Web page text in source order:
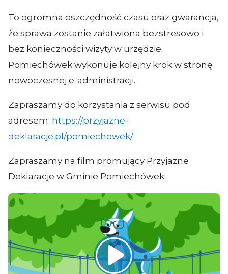
To ogromna oszczędność czasu oraz gwarancja,
że sprawa zostanie załatwiona bezstresowo i
bez konieczności wizyty w urzędzie.
Pomiechówek wykonuje kolejny krok w stronę
nowoczesnej e-administracji.
Zapraszamy do korzystania z serwisu pod
adresem: https://przyjazne-
deklaracje.pl/pomiechowek/
Zapraszamy na film promujący Przyjazne
Deklaracje w Gminie Pomiechówek: